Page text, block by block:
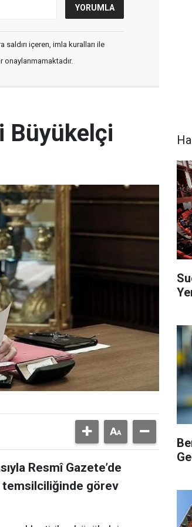
içeren, imla kuralları ile
onaylanmamaktadır.
Büyükelçi
Resmî Gazete’de
temsilciliğinde görev